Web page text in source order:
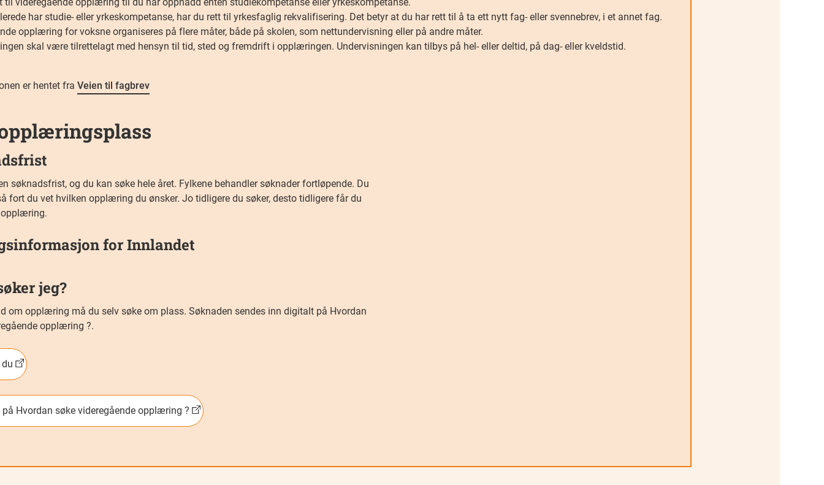
har studie- eller yrkeskompetanse, har du rett til yrkesfaglig rekvalifisering. Det betyr at du har rett til å ta ett nytt fag- eller svennebrev, i et annet fag.
opplæring for voksne organiseres på flere måter, både på skolen, som nettundervisning eller på andre måter.
skal være tilrettelagt med hensyn til tid, sted og fremdrift i opplæringen. Undervisningen kan tilbys på hel- eller deltid, på dag- eller kveldstid.
er hentet fra Veien til fagbrev
søknadsfrist, og du kan søke hele året. Fylkene behandler søknader fortløpende. Du
fort du vet hvilken opplæring du ønsker. Jo tidligere du søker, desto tidligere får du
for Innlandet
jeg?
om opplæring må du selv søke om plass. Søknaden sendes inn digitalt på Hvordan
opplæring ?.
Hvordan søke videregående opplæring ?